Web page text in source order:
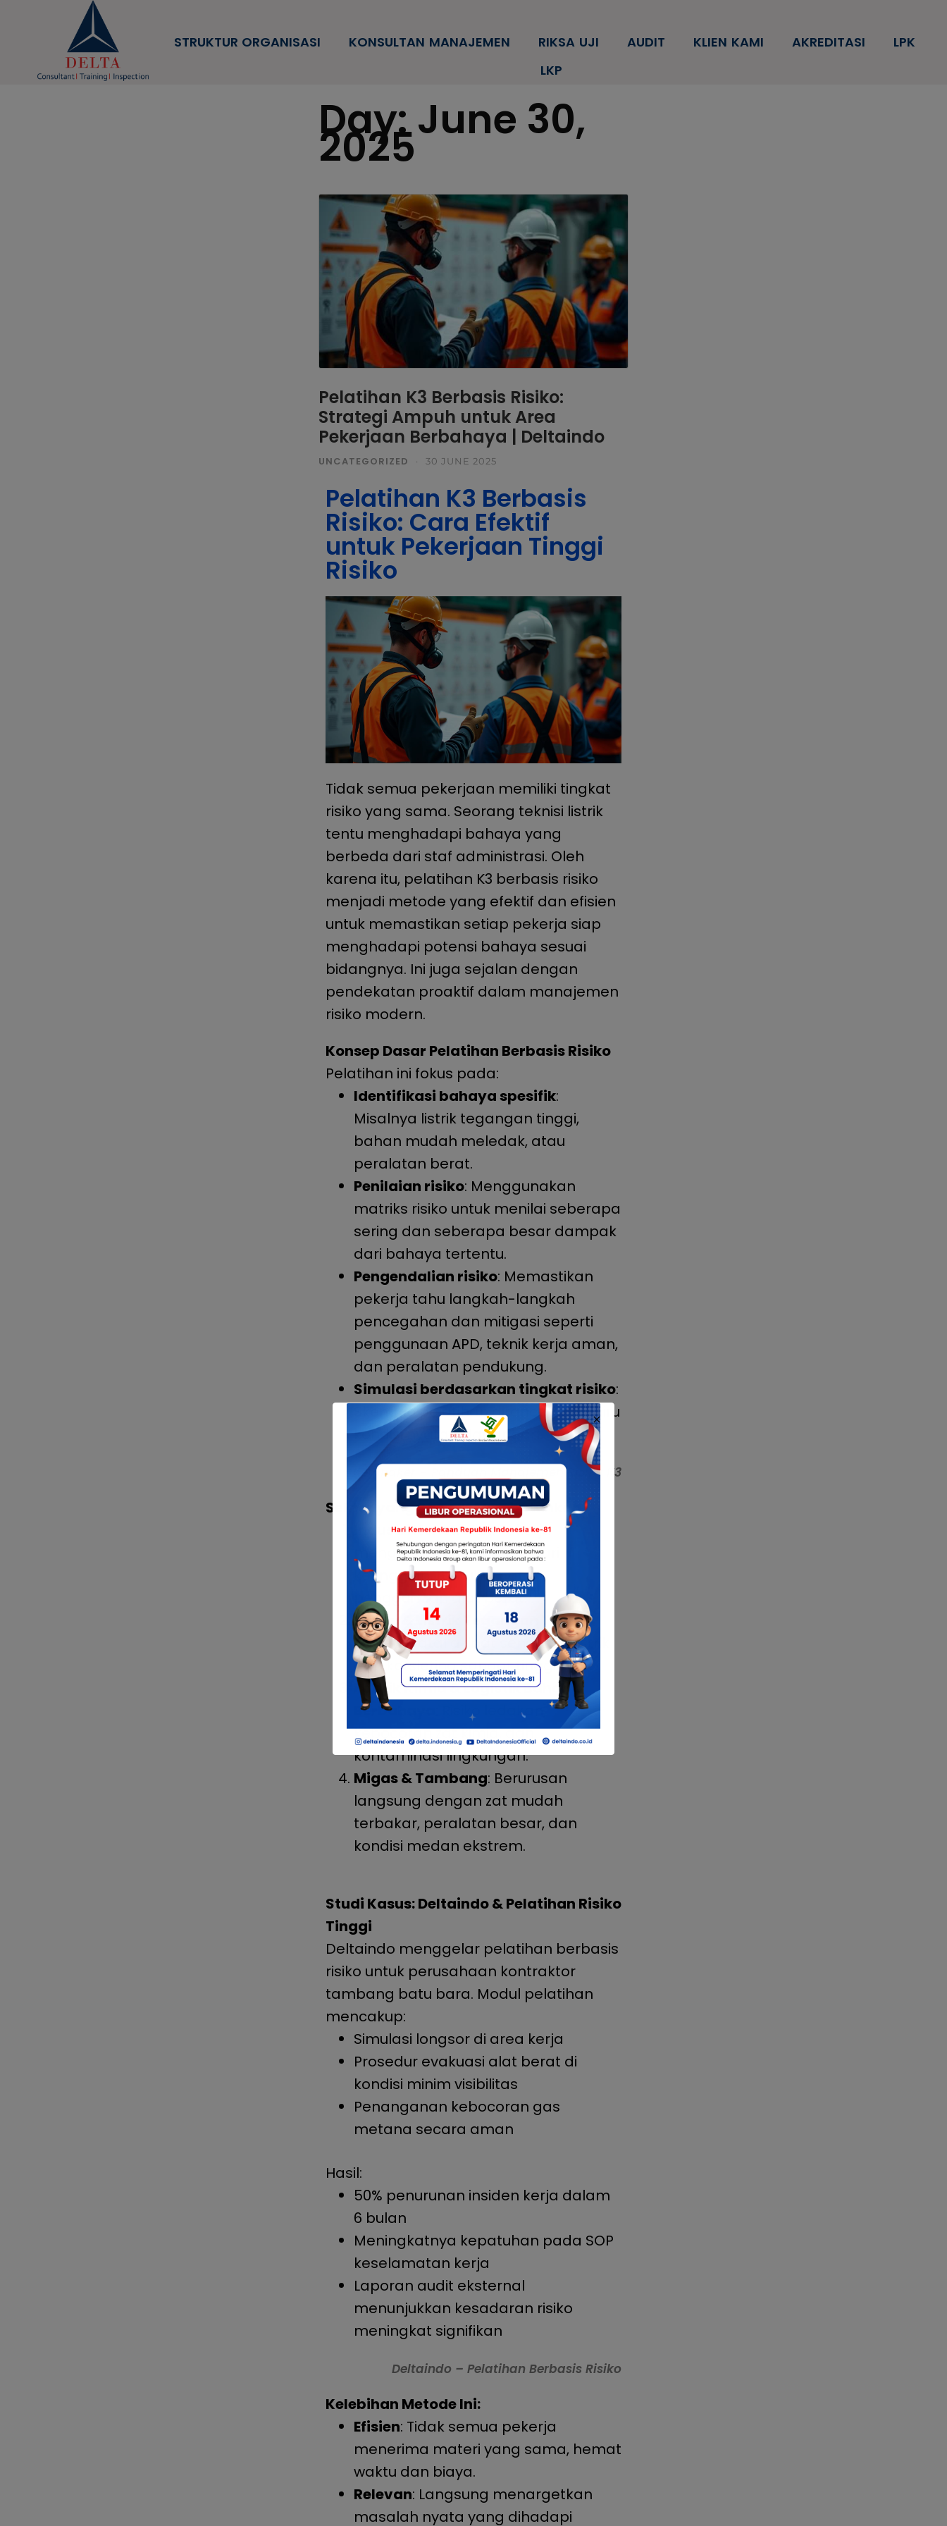
STRUKTUR ORGANISASI KONSULTAN MANAJEMEN RIKSA UJI AUDIT KLIEN KAMI AKREDITASI
LPK
LKP
Day:June 30,
2025
Pelatihan K3 Berbasis Risiko:
Strategi Ampuh untuk Area
Pekerjaan Berbahaya | Deltaindo
UNCATEGORIZED · 30 JUNE 2025
Pelatihan K3 Berbasis
Risiko: Cara Efektif
untuk Pekerjaan Tinggi
Risiko
Tidak semua pekerjaan memiliki tingkat
risiko yang sama. Seorang teknisi listrik
tentu menghadapi bahaya yang
berbeda dari staf administrasi. Oleh
karena itu, pelatihan K3 berbasis risiko
menjadi metode yang efektif dan efisien
untuk memastikan setiap pekerja siap
menghadapi potensi bahaya sesuai
bidangnya. Ini juga sejalan dengan
pendekatan proaktif dalam manajemen
risiko modern.
Konsep Dasar Pelatihan Berbasis Risiko
Pelatihan ini fokus pada:
Identifikasi bahaya spesifik:
Misalnya listrik tegangan tinggi,
bahan mudah meledak, atau
peralatan berat.
Penilaian risiko: Menggunakan
matriks risiko untuk menilai seberapa
sering dan seberapa besar dampak
dari bahaya tertentu.
Pengendalian risiko: Memastikan
pekerja tahu langkah-langkah
pencegahan dan mitigasi seperti
penggunaan APD, teknik kerja aman,
dan peralatan pendukung.
Simulasi berdasarkan tingkat risiko:
Skenario pelatihan dirancang meniru
kondisi nyata di lapangan.
Kemnaker – Panduan Manajemen Risiko K3
Sektor yang Sangat Membutuhkan
Industri Konstruksi: Pekerja
menghadapi risiko jatuh dari
ketinggian, runtuhan, dan
penggunaan alat berat.
Energi & Listrik Tegangan Tinggi:
Bahaya fatal akibat sengatan listrik
dan korsleting sangat tinggi.
Pabrik Kimia & Logistik Bahan
Berbahaya
: Risiko ledakan,
kebocoran zat kimia, dan
kontaminasi lingkungan.
Migas & Tambang: Berurusan
langsung dengan zat mudah
terbakar, peralatan besar, dan
kondisi medan ekstrem.
Studi Kasus: Deltaindo & Pelatihan Risiko
Tinggi
Deltaindo menggelar pelatihan berbasis
risiko untuk perusahaan kontraktor
tambang batu bara. Modul pelatihan
mencakup:
Simulasi longsor di area kerja
Prosedur evakuasi alat berat di
kondisi minim visibilitas
Penanganan kebocoran gas
metana secara aman
Hasil:
50% penurunan insiden kerja dalam
6 bulan
Meningkatnya kepatuhan pada SOP
keselamatan kerja
Laporan audit eksternal
menunjukkan kesadaran risiko
meningkat signifikan
Deltaindo – Pelatihan Berbasis Risiko
Kelebihan Metode Ini:
Efisien: Tidak semua pekerja
menerima materi yang sama, hemat
waktu dan biaya.
Relevan: Langsung menargetkan
masalah nyata yang dihadapi